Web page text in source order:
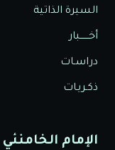
السيرة الذاتية
أخــــــبار
دراسـات
ذكـريـات
الإمام الخامنئي